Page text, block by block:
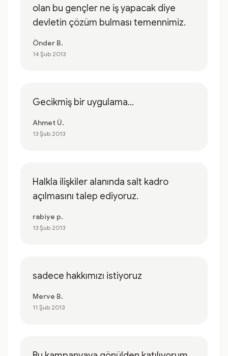
olan bu gençler ne iş yapacak diye
devletin çözüm bulması temennimiz.
Önder B.
14 Şub 2013
Gecikmiş bir uygulama...
Ahmet Ü.
13 Şub 2013
Halkla ilişkiler alanında salt kadro
açılmasını talep ediyoruz.
rabiye p.
13 Şub 2013
sadece hakkımızı istiyoruz
Merve B.
11 Şub 2013